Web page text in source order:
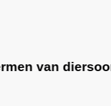
diersoorten